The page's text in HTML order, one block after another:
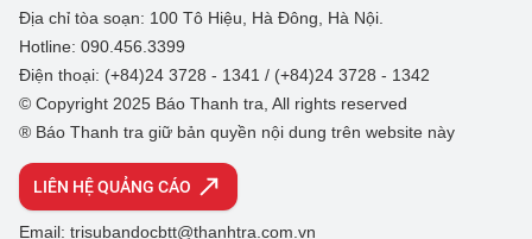
Địa chỉ tòa soạn: 100 Tô Hiệu, Hà Đông, Hà Nội.
Hotline: 090.456.3399
Điện thoại: (+84)24 3728 - 1341 / (+84)24 3728 - 1342
© Copyright 2025 Báo Thanh tra, All rights reserved
® Báo Thanh tra giữ bản quyền nội dung trên website này
LIÊN HỆ QUẢNG CÁO
Email: trisubandocbtt@thanhtra.com.vn